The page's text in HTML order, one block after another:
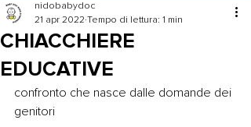
CHIACCHIERE
EDUCATIVE
nidobabydoc
21 apr 2022 Tempo di lettura: 1 min
confronto che nasce dalle domande dei
genitori